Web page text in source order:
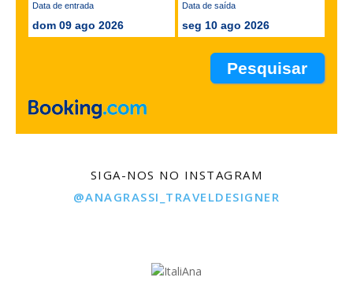
Data de entrada
dom 09 ago 2026
Data de saída
seg 10 ago 2026
SIGA-NOS NO INSTAGRAM
@ANAGRASSI_TRAVELDESIGNER